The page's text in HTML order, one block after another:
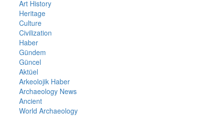
Art History
Heritage
Culture
Civilization
Haber
Gündem
Güncel
Aktüel
Arkeolojik Haber
Archaeology News
Ancient
World Archaeology